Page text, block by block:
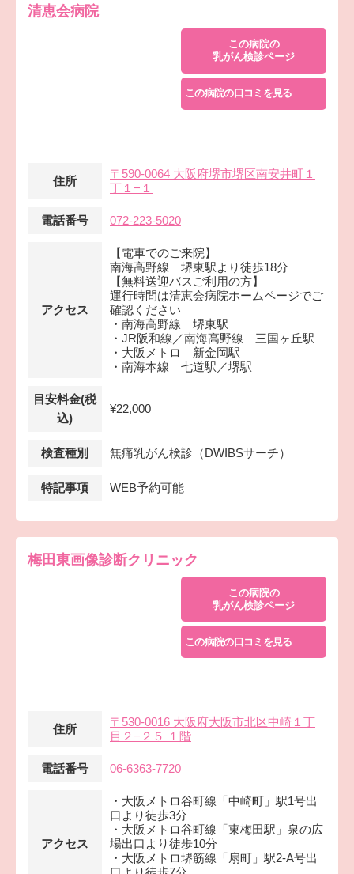
清恵会病院
この病院の
乳がん検診ページ
この病院の口コミを見る
住所
〒590-0064 大阪府堺市堺区南安井町１
丁１−１
電話番号 072-223-5020
アクセス
【電車でのご来院】
南海高野線 堺東駅より徒歩18分
【無料送迎バスご利用の方】
運行時間は清恵会病院ホームページでご
確認ください
・南海高野線 堺東駅
・JR阪和線／南海高野線 三国ヶ丘駅
・大阪メトロ 新金岡駅
・南海本線 七道駅／堺駅
目安料金(税
込)
¥22,000
検査種別 無痛乳がん検診（DWIBSサーチ）
特記事項 WEB予約可能
梅田東画像診断クリニック
この病院の
乳がん検診ページ
この病院の口コミを見る
住所
〒530-0016 大阪府大阪市北区中崎１丁
目２−２５ １階
電話番号 06-6363-7720
アクセス
・大阪メトロ谷町線「中崎町」駅1号出
口より徒歩3分
・大阪メトロ谷町線「東梅田駅」泉の広
場出口より徒歩10分
・大阪メトロ堺筋線「扇町」駅2-A号出